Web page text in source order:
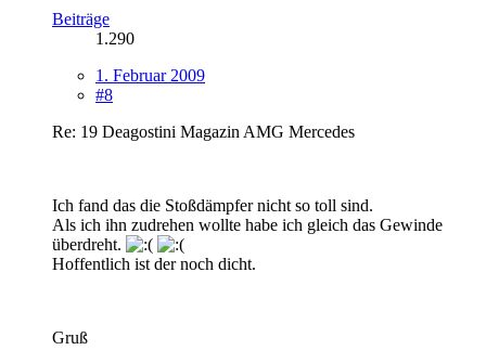
Beiträge
1.290
1. Februar 2009
#8
Re: 19 Deagostini Magazin AMG Mercedes
Ich fand das die Stoßdämpfer nicht so toll sind.
Als ich ihn zudrehen wollte habe ich gleich das Gewinde
überdreht.
Hoffentlich ist der noch dicht.
Gruß